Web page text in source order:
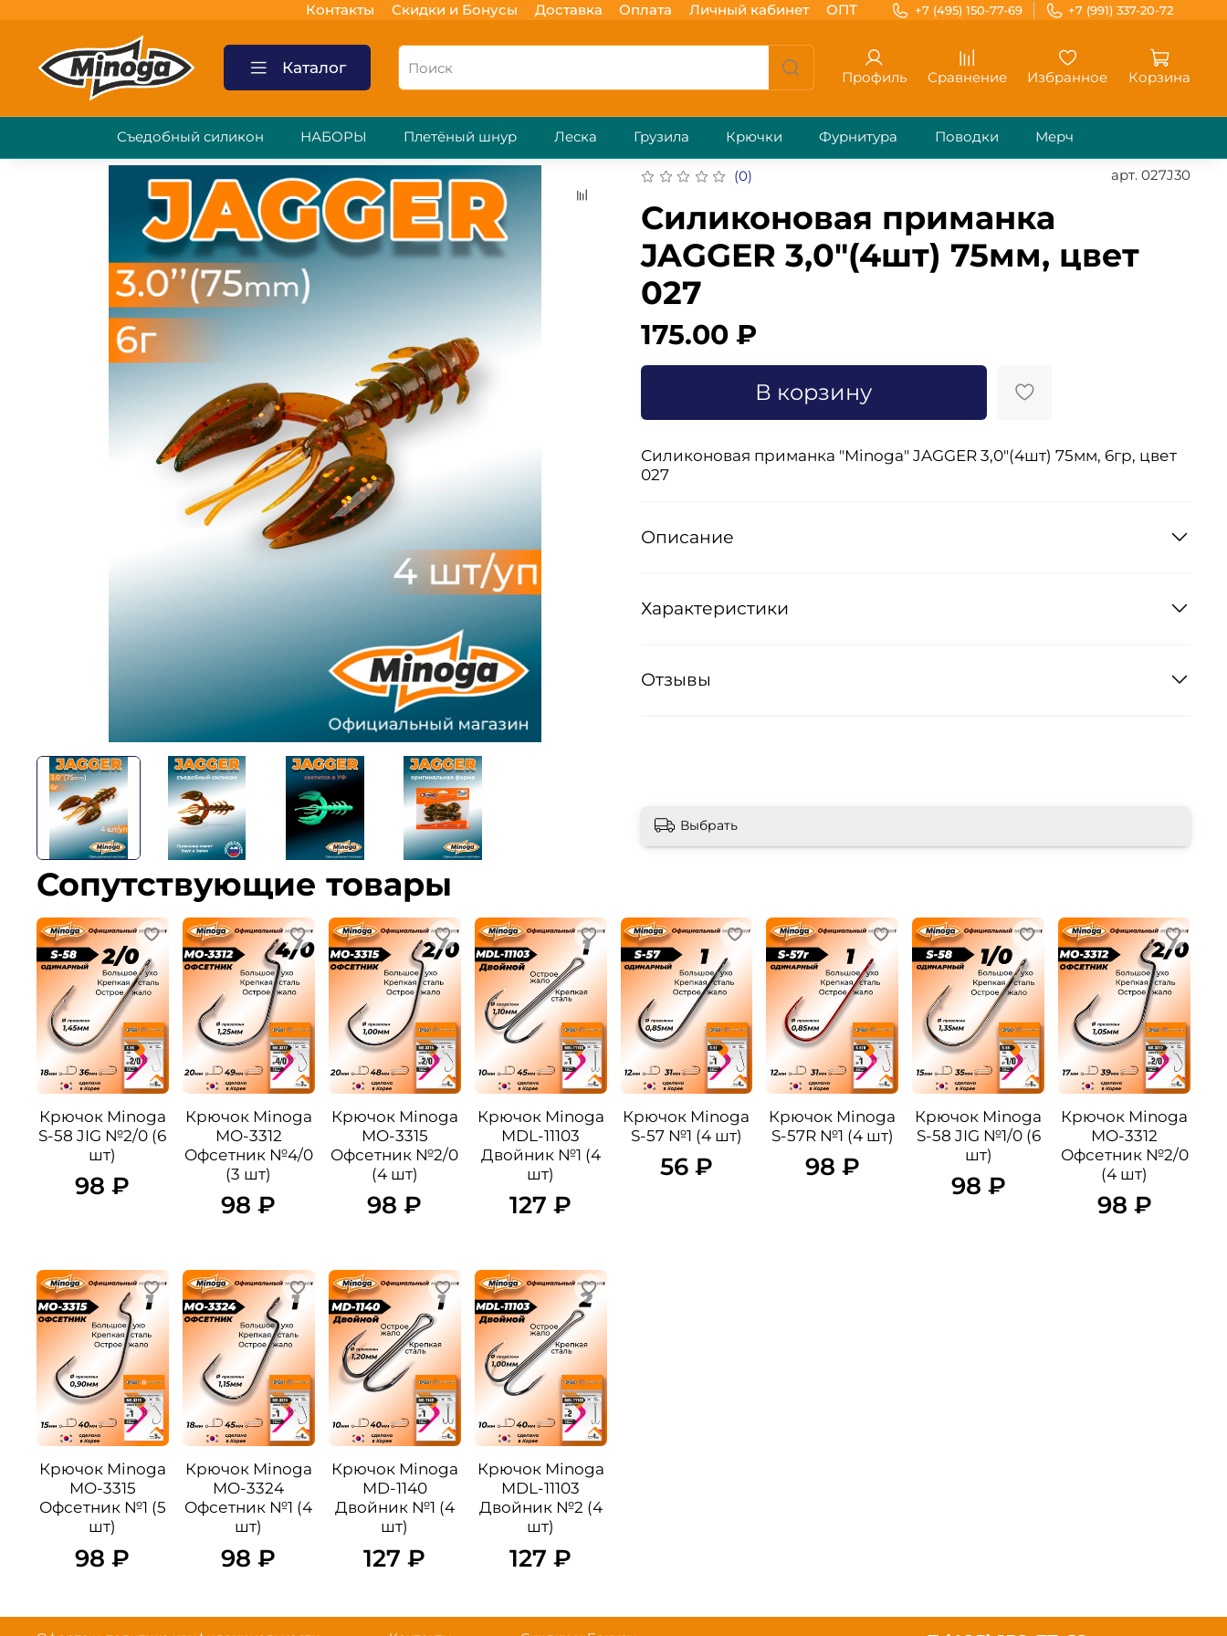
Контакты Скидки и Бонусы Доставка Оплата Личный кабинет ОПТ +7 (495) 150-77-69 +7 (991) 337-20-72
Каталог
Профиль Сравнение Избранное Корзина
Съедобный силикон НАБОРЫ Плетёный шнур Леска Грузила Крючки Фурнитура Поводки Мерч
(0) арт. 027J30
Силиконовая приманка
JAGGER 3,0"(4шт) 75мм, цвет
027
175.00 ₽
В корзину
Силиконовая приманка "Minoga" JAGGER 3,0"(4шт) 75мм, 6гр, цвет
027
Описание
Характеристики
Отзывы
Выбрать
Сопутствующие товары
Крючок Minoga
S-58 JIG №2/0 (6
шт)
98 ₽
Крючок Minoga
MO-3312
Офсетник №4/0
(3 шт)
98 ₽
Крючок Minoga
MO-3315
Офсетник №2/0
(4 шт)
98 ₽
Крючок Minoga
MDL-11103
Двойник №1 (4
шт)
127 ₽
Крючок Minoga
S-57 №1 (4 шт)
56 ₽
Крючок Minoga
S-57R №1 (4 шт)
98 ₽
Крючок Minoga
S-58 JIG №1/0 (6
шт)
98 ₽
Крючок Minoga
MO-3312
Офсетник №2/0
(4 шт)
98 ₽
Крючок Minoga
MO-3315
Офсетник №1 (5
шт)
98 ₽
Крючок Minoga
MO-3324
Офсетник №1 (4
шт)
98 ₽
Крючок Minoga
MD-1140
Двойник №1 (4
шт)
127 ₽
Крючок Minoga
MDL-11103
Двойник №2 (4
шт)
127 ₽